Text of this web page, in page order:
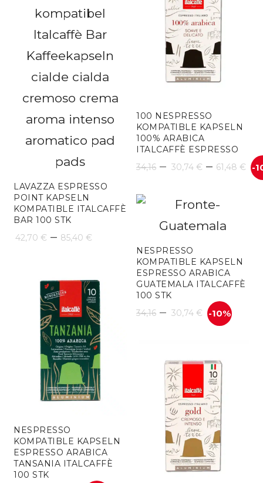
LAVAZZA ESPRESSO
POINT KAPSELN
KOMPATIBLE ITALCAFFÈ
BAR 100 STK
42,70 € – 85,40 €
42,70 €
bis
85,40 €
100 NESPRESSO
KOMPATIBLE KAPSELN
100% ARABICA
ITALCAFFÈ ESPRESSO
34,16 – 30,74 € – 61,48 € -
NESPRESSO
KOMPATIBLE KAPSELN
ESPRESSO ARABICA
GUATEMALA ITALCAFFÈ
100 STK
34,16 – 30,74 € -10%
NESPRESSO
KOMPATIBLE KAPSELN
ESPRESSO ARABICA
TANSANIA ITALCAFFÈ
100 STK